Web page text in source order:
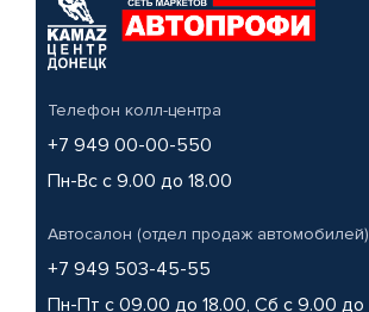
Телефон колл-центра
+7 949 00-00-550
Пн-Вс с 9.00 до 18.00
Автосалон (отдел продаж автомобилей)
+7 949 503-45-55
Пн-Пт с 09.00 до 18.00, Сб с 9.00 до